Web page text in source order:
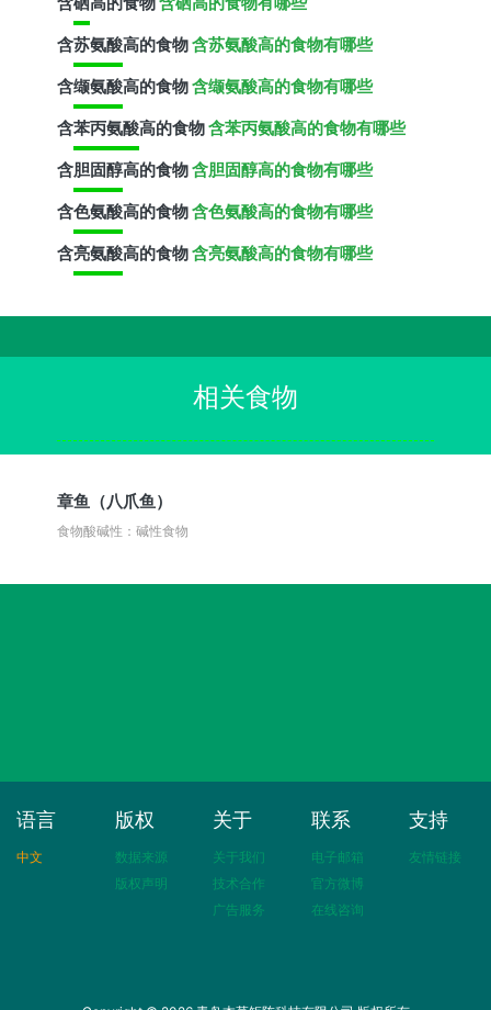
含苏氨酸高的食物含苏氨酸高的食物有哪些
含缬氨酸高的食物含缬氨酸高的食物有哪些
含苯丙氨酸高的食物含苯丙氨酸高的食物有哪些
含胆固醇高的食物含胆固醇高的食物有哪些
含色氨酸高的食物含色氨酸高的食物有哪些
含亮氨酸高的食物含亮氨酸高的食物有哪些
相关食物
章鱼（八爪鱼）
食物酸碱性：碱性食物
语言
中文
版权
数据来源
版权声明
关于
关于我们
技术合作
广告服务
联系
电子邮箱
官方微博
在线咨询
支持
友情链接